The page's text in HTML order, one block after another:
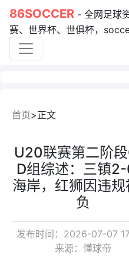
86SOCCER - 全网足球
赛、世界杯、世俱杯，
首页 正文
U20联赛第二阶段
D组综述：三镇
海岸，红狮因违规
负
发布时间：2026-07-07
来源：懂球帝